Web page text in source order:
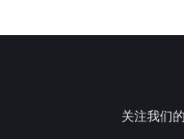
关注我们